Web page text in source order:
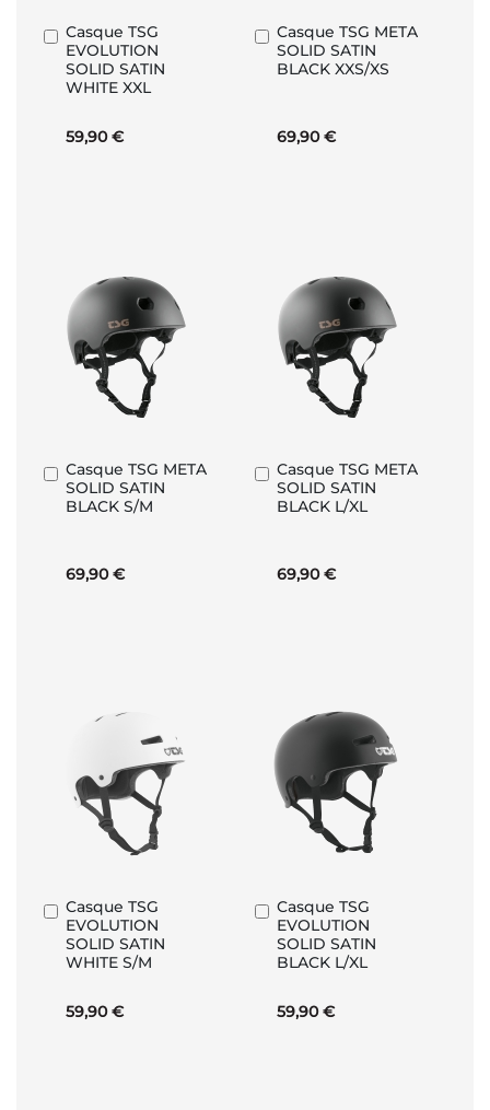
Casque TSG
EVOLUTION
SOLID SATIN
WHITE XXL
59,90 €
Ajouter
au
panier
Casque TSG META
SOLID SATIN
BLACK XXS/XS
69,90 €
Ajouter
au
panier
Casque TSG META
SOLID SATIN
BLACK S/M
69,90 €
Ajouter
au
panier
Casque TSG META
SOLID SATIN
BLACK L/XL
69,90 €
Ajouter
au
panier
Casque TSG
EVOLUTION
SOLID SATIN
WHITE S/M
59,90 €
Ajouter
au
panier
Casque TSG
EVOLUTION
SOLID SATIN
BLACK L/XL
59,90 €
Ajouter
au
panier